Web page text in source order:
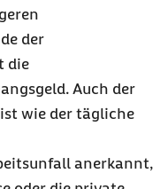
der
die
Auch der
wie der tägliche
anerkannt,